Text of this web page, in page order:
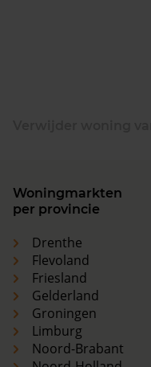
Woningmarkten
per provincie
Drenthe
Flevoland
Friesland
Gelderland
Groningen
Limburg
Noord-Brabant